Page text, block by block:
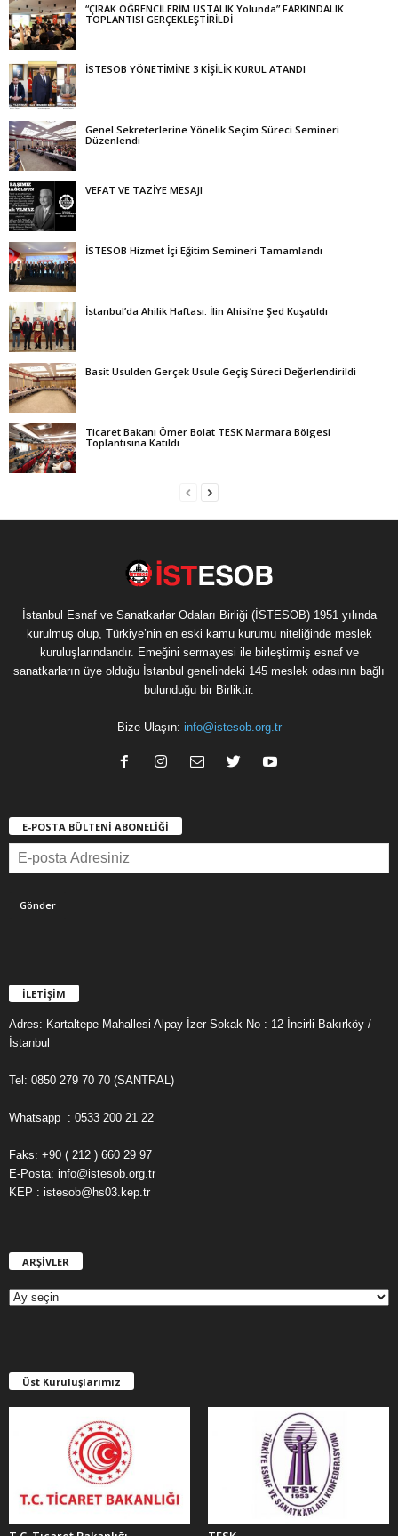
“ÇIRAK ÖĞRENCİLERİM USTALIK Yolunda” FARKINDALIK
TOPLANTISI GERÇEKLEŞTİRİLDİ
İSTESOB YÖNETİMİNE 3 KİŞİLİK KURUL ATANDI
Genel Sekreterlerine Yönelik Seçim Süreci Semineri
Düzenlendi
VEFAT VE TAZİYE MESAJI
İSTESOB Hizmet İçi Eğitim Semineri Tamamlandı
İstanbul’da Ahilik Haftası: İlin Ahisi’ne Şed Kuşatıldı
Basit Usulden Gerçek Usule Geçiş Süreci Değerlendirildi
Ticaret Bakanı Ömer Bolat TESK Marmara Bölgesi
Toplantısına Katıldı
İstanbul Esnaf ve Sanatkarlar Odaları Birliği (İSTESOB) 1951 yılında
kurulmuş olup, Türkiye’nin en eski kamu kurumu niteliğinde meslek
kuruluşlarındandır. Emeğini sermayesi ile birleştirmiş esnaf ve
sanatkarların üye olduğu İstanbul genelindeki 145 meslek odasının bağlı
bulunduğu bir Birliktir.
Bize Ulaşın: info@istesob.org.tr
E-POSTA BÜLTENİ ABONELİĞİ
İLETİŞİM
Adres: Kartaltepe Mahallesi Alpay İzer Sokak No : 12 İncirli Bakırköy /
İstanbul
Tel: 0850 279 70 70 (SANTRAL)
Whatsapp : 0533 200 21 22
Faks: +90 ( 212 ) 660 29 97
E-Posta: info@istesob.org.tr
KEP : istesob@hs03.kep.tr
ARŞİVLER
E
R
Üst Kuruluşlarımız